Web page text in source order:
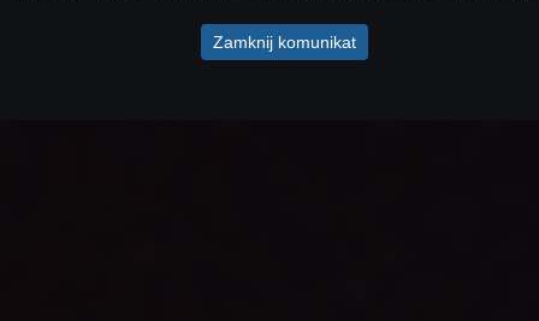
Zamknij komunikat